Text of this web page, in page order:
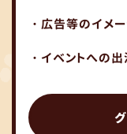
・広告等のイメ
・イベントへの